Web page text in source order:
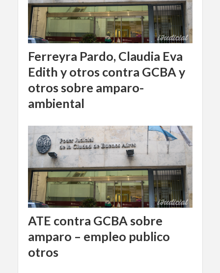
Ferreyra Pardo, Claudia Eva
Edith y otros contra GCBA y
otros sobre amparo-
ambiental
ATE contra GCBA sobre
amparo – empleo publico
otros